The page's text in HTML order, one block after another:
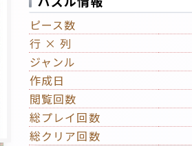
ピース数
行 × 列
ジャンル
作成日
閲覧回数
総プレイ回数
総クリア回数